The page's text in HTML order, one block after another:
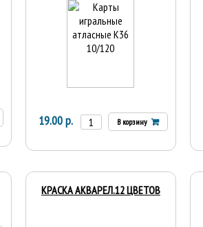
19.00 р. В корзину
КРАСКА АКВАРЕЛ.12 ЦВЕТОВ